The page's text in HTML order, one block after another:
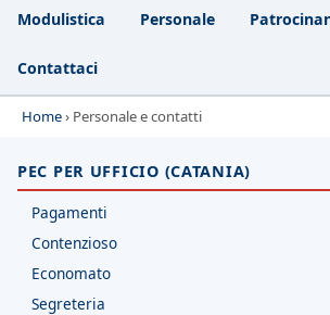
Modulistica Personale
Contattaci
Home› Personale e contatti
PEC PER UFFICIO (CATANIA)
Pagamenti
Contenzioso
Economato
Segreteria